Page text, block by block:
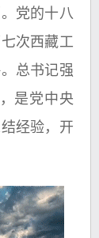
党的十八
次西藏工
总书记强
是党中央
经验，开